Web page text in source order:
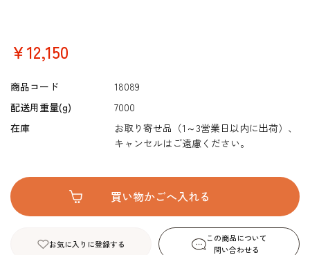
￥12,150
商品コード
18089
配送用重量(g)
7000
在庫
お取り寄せ品（1～3営業日以内に出荷）、
キャンセルはご遠慮ください。
お気に入りに登録する
この商品について
問い合わせる